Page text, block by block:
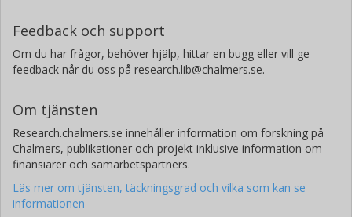
Feedback och support
Om du har frågor, behöver hjälp, hittar en bugg eller vill ge
feedback når du oss på research.lib@chalmers.se.
Om tjänsten
Research.chalmers.se innehåller information om forskning på
Chalmers, publikationer och projekt inklusive information om
finansiärer och samarbetspartners.
Läs mer om tjänsten, täckningsgrad och vilka som kan se
informationen